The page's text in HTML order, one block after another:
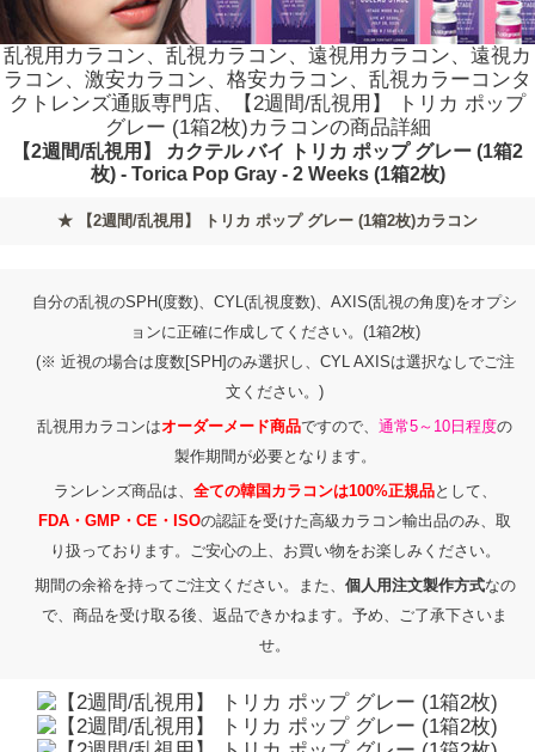
乱視用カラコン、乱視カラコン、遠視用カラコン、遠視カ
ラコン、激安カラコン、格安カラコン、乱視カラーコンタ
クトレンズ通販専門店、【2週間/乱視用】 トリカ ポップ
グレー (1箱2枚)カラコンの商品詳細
【2週間/乱視用】 カクテル バイ トリカ ポップ グレー (1箱2
枚) - Torica Pop Gray - 2 Weeks (1箱2枚)
★ 【2週間/乱視用】 トリカ ポップ グレー (1箱2枚)カラコン
自分の乱視のSPH(度数)、CYL(乱視度数)、AXIS(乱視の角度)をオプシ
ョンに正確に作成してください。(1箱2枚)
(※ 近視の場合は度数[SPH]のみ選択し、CYL AXISは選択なしでご注
文ください。)
乱視用カラコンはオーダーメード商品ですので、通常5～10日程度の
製作期間が必要となります。
ランレンズ商品は、 全ての韓国カラコンは100%正規品として、
FDA・GMP・CE・ISOの認証を受けた高級カラコン輸出品のみ、取
り扱っております。ご安心の上、お買い物をお楽しみください。
期間の余裕を持ってご注文ください。また、 個人用注文製作方式なの
で、商品を受け取る後、返品できかねます。予め、ご了承下さいま
せ。